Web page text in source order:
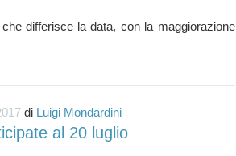
differisce la data, con la maggiorazione
di Luigi Mondardini
al 20 luglio